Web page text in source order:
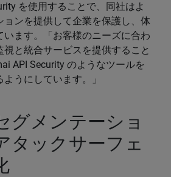
を使用することで、同社はよ
ョンを提供して企業を保護し、体
います。「お客様のニーズに合わ
と統合サービスを提供すること
API Security のようなツールを
うにしています。」
グメンテーショ
タックサーフェ